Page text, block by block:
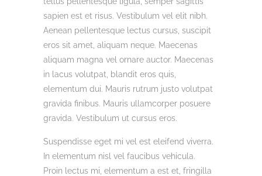
sapien est et risus. Vestibulum vel elit nibh.
Aenean pellentesque lectus cursus, suscipit
eros sit amet, aliquam neque. Maecenas
aliquam magna vel ornare auctor. Maecenas
in lacus volutpat, blandit eros quis,
elementum dui. Mauris rutrum justo volutpat
gravida finibus. Mauris ullamcorper posuere
gravida. Vestibulum ut cursus eros.
Suspendisse eget mi vel est eleifend viverra.
In elementum nisl vel faucibus vehicula.
Proin lectus mi, elementum a est et, fringilla